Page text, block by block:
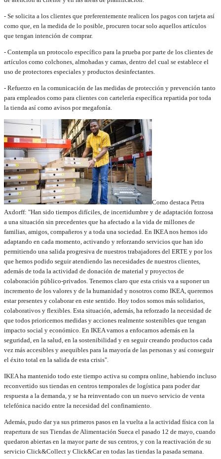
- Se solicita a los clientes que preferentemente realicen los pagos con tarjeta así
como que, en la medida de lo posible, procuren tocar solo aquellos artículos
que tengan intención de comprar.
- Contempla un protocolo específico para la prueba por parte de los clientes de
artículos como colchones, almohadas y camas, dentro del cual se establece el
uso de protectores especiales y productos desinfectantes.
- Refuerzo en la comunicación de las medidas de protección y prevención tanto
para empleados como para clientes con cartelería específica repartida por toda
la tienda así como avisos por megafonía.
Como destaca Petra
Axdorff: "Han sido tiempos difíciles, de incertidumbre y de adaptación forzosa
a una situación sin precedentes que ha afectado a la vida de millones de
familias, amigos, compañeros y a toda una sociedad. En IKEA nos hemos ido
adaptando en cada momento, activando y reforzando servicios que han ido
permitiendo una salida progresiva de nuestros trabajadores del ERTE y por los
que hemos podido seguir atendiendo las necesidades de nuestros clientes,
además de toda la actividad de donación de material y proyectos de
colaboración público-privados. Tenemos claro que esta crisis va a suponer un
incremento de los valores y de la humanidad y nosotros como IKEA, queremos
estar presentes y colaborar en este sentido. Hoy todos somos más solidarios,
colaborativos y flexibles. Esta situación, además, ha reforzado la necesidad de
que todos prioricemos medidas y acciones realmente sostenibles que tengan
impacto social y económico. En IKEA vamos a enfocarnos además en la
seguridad, en la salud, en la sostenibilidad y en seguir creando productos cada
vez más accesibles y asequibles para la mayoría de las personas y así conseguir
el éxito total en la salida de esta crisis".
IKEA ha mantenido todo este tiempo activa su compra online, habiendo incluso
reconvertido sus tiendas en centros temporales de logística para poder dar
respuesta a la demanda, y se ha reinventado con un nuevo servicio de venta
telefónica nacido entre la necesidad del confinamiento.
Además, pudo dar ya sus primeros pasos en la vuelta a la actividad física con la
reapertura de sus Tiendas de Alimentación Sueca el pasado 12 de mayo, cuando
quedaron abiertas en la mayor parte de sus centros, y con la reactivación de su
servicio Click&Collect y Click&Car en todas las tiendas la pasada semana.